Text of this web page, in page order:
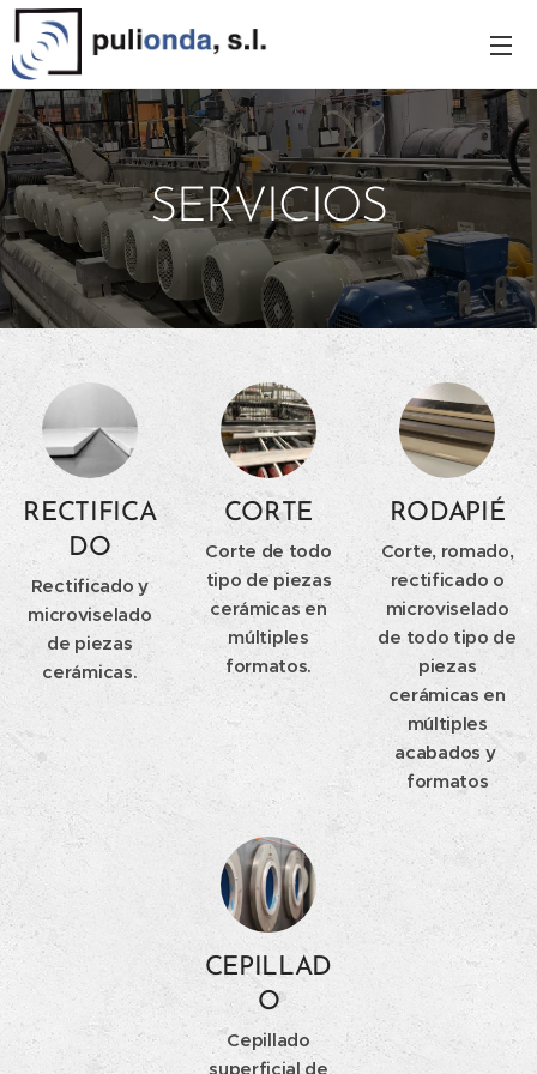
SERVICIOS
RECTIFICA
DO
Rectificado y
microviselado
de piezas
cerámicas.
CORTE
Corte de todo
tipo de piezas
cerámicas en
múltiples
formatos.
RODAPIÉ
Corte, romado,
rectificado o
microviselado
de todo tipo de
piezas
cerámicas en
múltiples
acabados y
formatos
CEPILLAD
O
Cepillado
superficial de